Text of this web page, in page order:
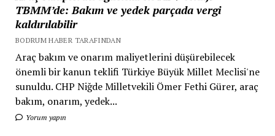
TBMM’de: Bakım ve yedek parçada vergi
kaldırılabilir
BODRUM HABER TARAFINDAN
Araç bakım ve onarım maliyetlerini düşürebilecek
önemli bir kanun teklifi Türkiye Büyük Millet Meclisi'ne
sunuldu. CHP Niğde Milletvekili Ömer Fethi Gürer, araç
bakım, onarım, yedek...
Yorum yapın